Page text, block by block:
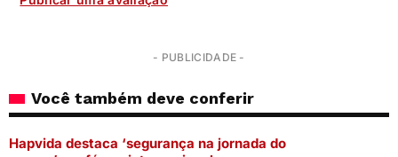
- PUBLICIDADE -
Você também deve conferir
Hapvida destaca ‘segurança na jornada do